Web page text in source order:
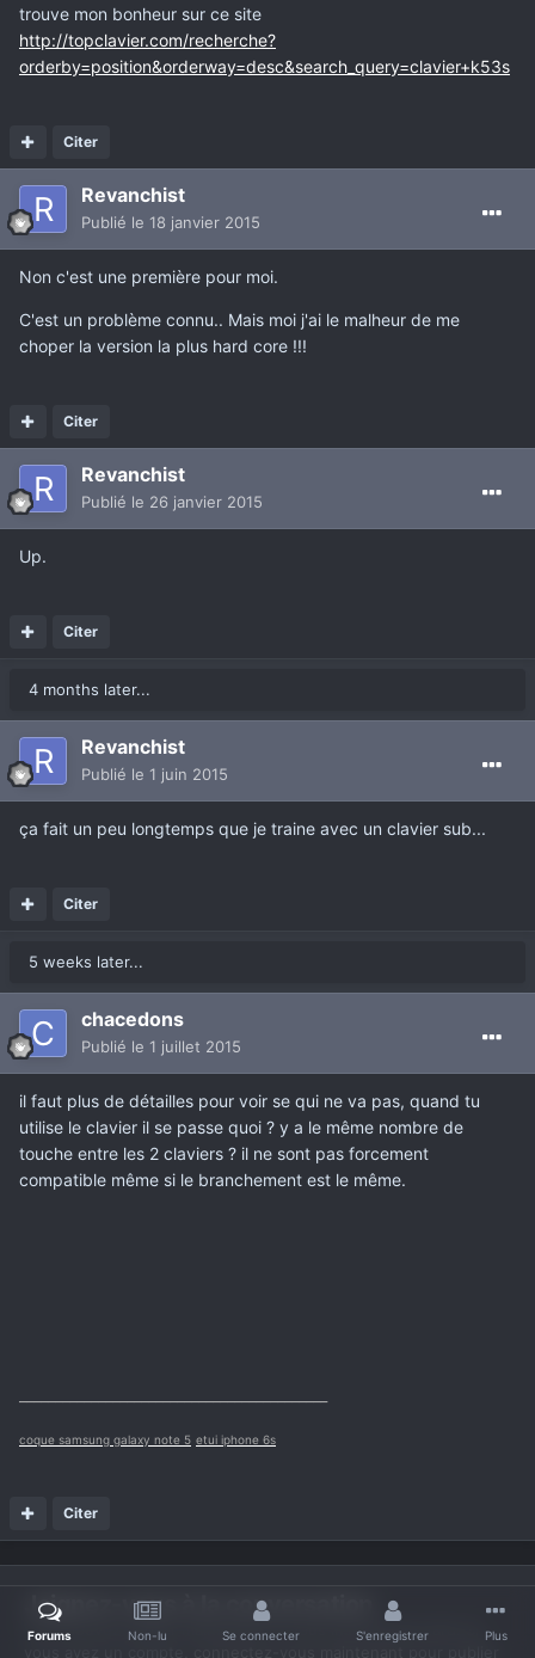
trouve mon bonheur sur ce site
http://topclavier.com/recherche?
orderby=position&orderway=desc&search_query=clavier+k53s
Citer
Revanchist
Publié le 18 janvier 2015
Non c'est une première pour moi.
C'est un problème connu.. Mais moi j'ai le malheur de me
choper la version la plus hard core !!!
Citer
Revanchist
Publié le 26 janvier 2015
Up.
Citer
4 months later...
Revanchist
Publié le 1 juin 2015
ça fait un peu longtemps que je traine avec un clavier sub...
Citer
5 weeks later...
chacedons
Publié le 1 juillet 2015
il faut plus de détailles pour voir se qui ne va pas, quand tu
utilise le clavier il se passe quoi ? y a le même nombre de
touche entre les 2 claviers ? il ne sont pas forcement
compatible même si le branchement est le même.
coque samsung galaxy note 5 etui iphone 6s
Citer
Joignez-vous à la conversation
Vous pouvez publier maintenant et vous inscrire plus tard. Si
Forums Non-lu Se connecter S'enregistrer Plus